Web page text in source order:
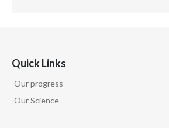
Quick Links
Our progress
Our Science